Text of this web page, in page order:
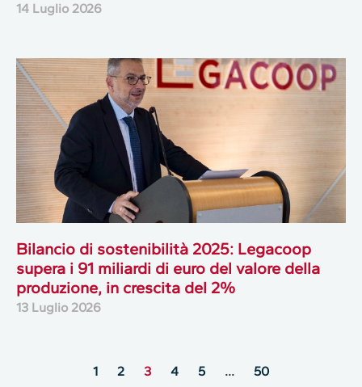
14 Luglio 2026
Bilancio di sostenibilità 2025: Legacoop
supera i 91 miliardi di euro del valore della
produzione, in crescita del 2%
13 Luglio 2026
1 2 3 4 5 … 50